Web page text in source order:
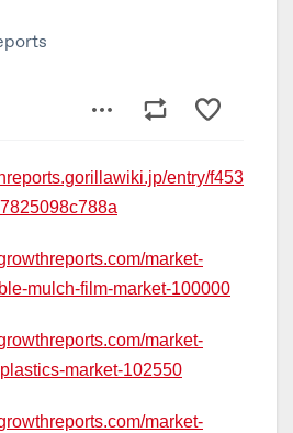
entry/f453
market-
mulch-film-market-100000
market-
market-102550
market-